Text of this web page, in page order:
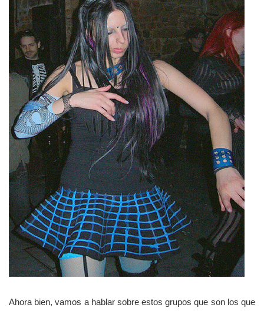
Ahora bien, vamos a hablar sobre estos grupos que son los que